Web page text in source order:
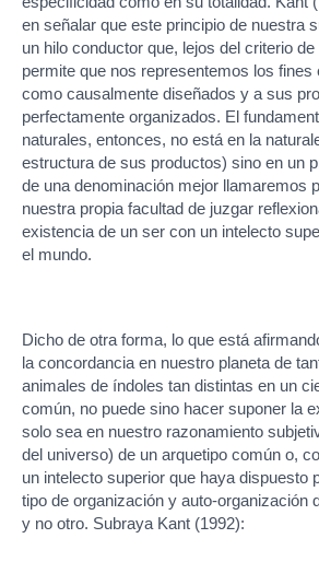
en señalar que este principio de nuestra
un hilo conductor que, lejos del criterio de
permite que nos representemos los fines
como causalmente diseñados y a sus
perfectamente organizados. El
naturales, entonces, no está en la
estructura de sus productos) sino en un
de una denominación mejor llamaremos
nuestra propia facultad de juzgar
existencia de un ser con un intelecto
el mundo.
Dicho de otra forma, lo que está
la concordancia en nuestro planeta de
animales de índoles tan distintas en un
común, no puede sino hacer suponer la
solo sea en nuestro razonamiento
del universo) de un arquetipo común o,
un intelecto superior que haya dispuesto
tipo de organización y auto-organización
y no otro. Subraya Kant (1992):